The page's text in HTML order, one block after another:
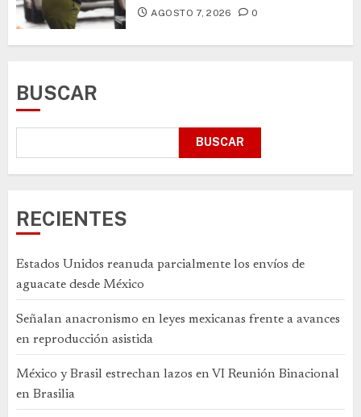
AGOSTO 7, 2026 0
BUSCAR
BUSCAR
RECIENTES
Estados Unidos reanuda parcialmente los envíos de
aguacate desde México
Señalan anacronismo en leyes mexicanas frente a avances
en reproducción asistida
México y Brasil estrechan lazos en VI Reunión Binacional
en Brasilia